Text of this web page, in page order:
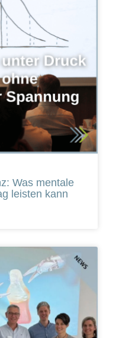
Was mentale
leisten kann